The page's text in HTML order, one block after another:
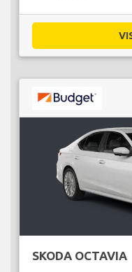
SKODA OCTAVIA